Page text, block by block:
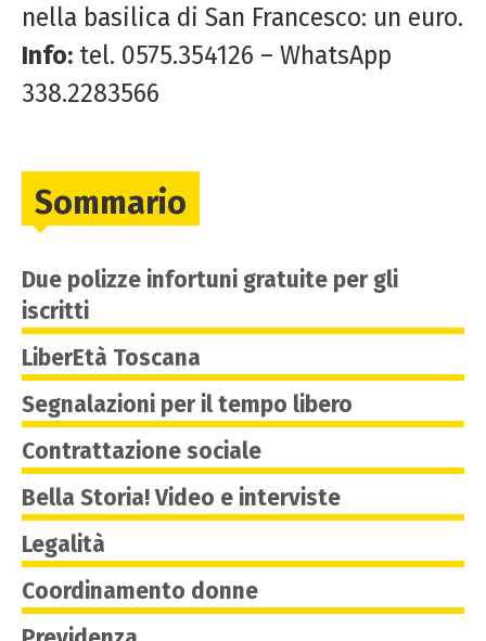
nella basilica di San Francesco: un euro.
Info: tel. 0575.354126 – WhatsApp
338.2283566
Sommario
Due polizze infortuni gratuite per gli
iscritti
LiberEtà Toscana
Segnalazioni per il tempo libero
Contrattazione sociale
Bella Storia! Video e interviste
Legalità
Coordinamento donne